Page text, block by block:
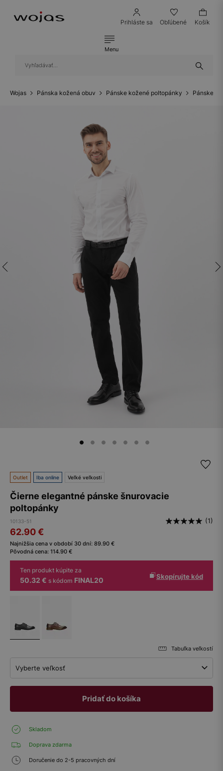
Prihláste sa Obľúbené Košík
Menu
Wojas Pánska kožená obuv Pánske kožené poltopánky Pánske
Outlet Iba online Veľké veľkosti
Čierne elegantné pánske šnurovacie
poltopánky
10133-51 (1)
62.90€
Najnižšia cena v období 30 dní: 89.90 €
Pôvodná cena: 114.90 €
Ten produkt kúpite za
50.32 € s kódom FINAL20 Skopírujte kód
Tabuľka veľkostí
Vyberte veľkosť
Pridať do košíka
Skladom
Doprava zdarma
Doručenie do 2-5 pracovných dní